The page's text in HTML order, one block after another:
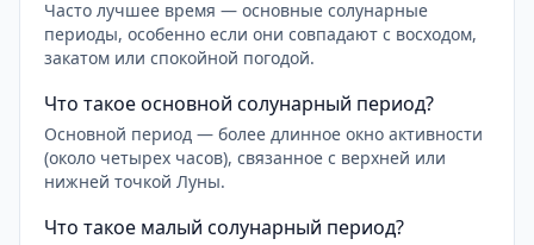
Часто лучшее время — основные солунарные
периоды, особенно если они совпадают с восходом,
закатом или спокойной погодой.
Что такое основной солунарный период?
Основной период — более длинное окно активности
(около четырех часов), связанное с верхней или
нижней точкой Луны.
Что такое малый солунарный период?